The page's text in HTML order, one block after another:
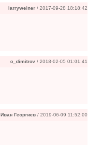
larryweiner / 2017-09-28 18:18:42
o_dimitrov / 2018-02-05 01:01:41
Иван Георгиев / 2019-06-09 11:52:00